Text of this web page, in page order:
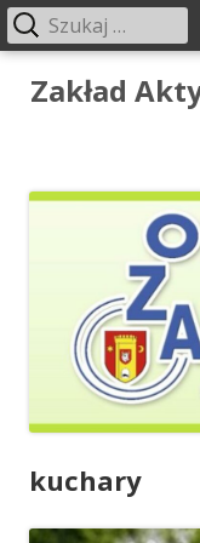
Przeskocz
Zakład
Menu
główne
kuchary